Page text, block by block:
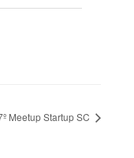
Meetup Startup SC